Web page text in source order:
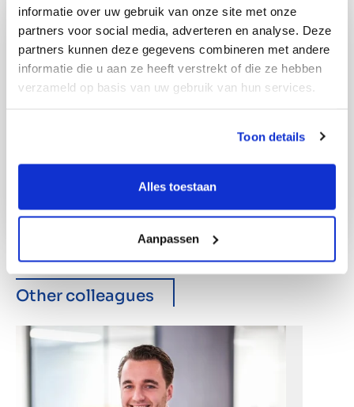
informatie over uw gebruik van onze site met onze
partners voor social media, adverteren en analyse. Deze
partners kunnen deze gegevens combineren met andere
informatie die u aan ze heeft verstrekt of die ze hebben
verzameld op basis van uw gebruik van hun services.
Toon details
Alles toestaan
Aanpassen
Other colleagues